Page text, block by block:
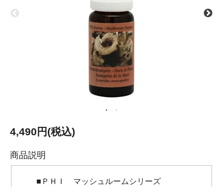
4,490円(税込)
商品説明
■ＰＨＩ マッシュルームシリーズ